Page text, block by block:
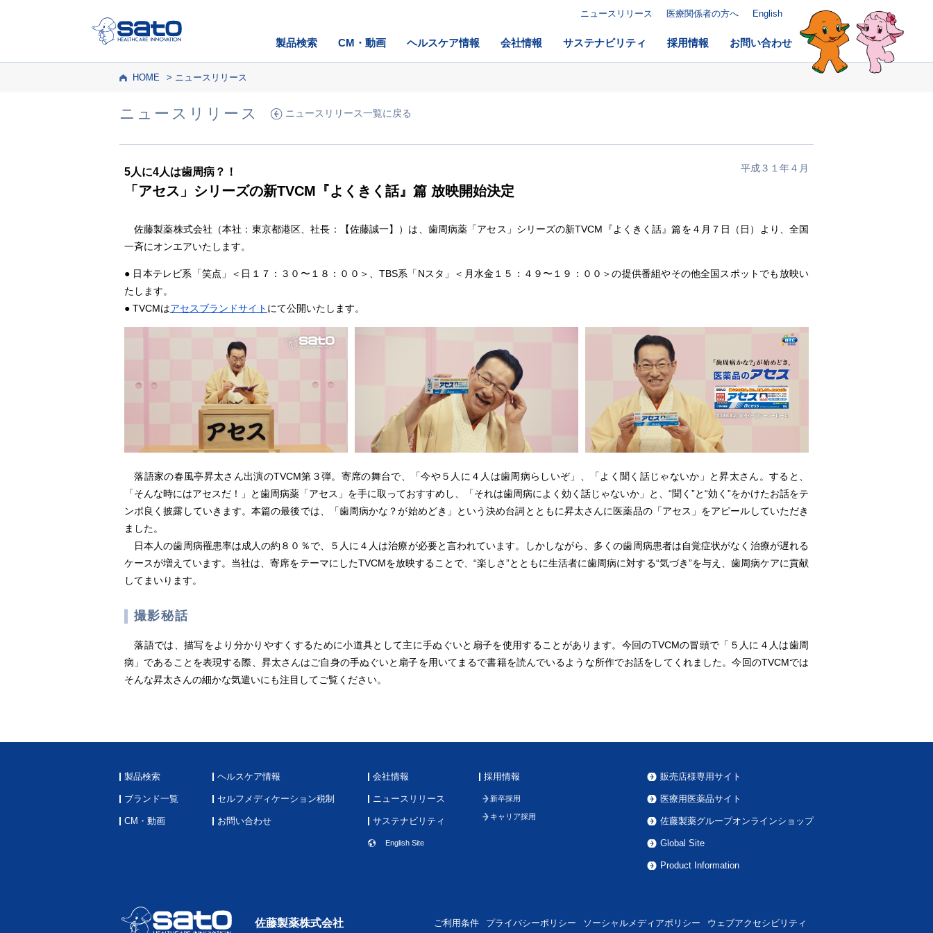
製品検索 CM・動画 ヘルスケア情報 会社情報 サステナビリティ 採用情報 お問い合わせ
ニュースリリース 医療関係者の方へ English
HOME ニュースリリース
ニュースリリース ニュースリリース一覧に戻る
平成３１年４月
5人に4人は歯周病？！
「アセス」シリーズの新TVCM『よくきく話』篇 放映開始決定
佐藤製薬株式会社（本社：東京都港区、社長：【佐藤誠一】）は、歯周病薬「アセス」シリーズの新TVCM『よくきく話』篇を４月７日（日）より、全国
一斉にオンエアいたします。
● 日本テレビ系「笑点」＜日１７：３０〜１８：００＞、TBS系「Nスタ」＜月水金１５：４９〜１９：００＞の提供番組やその他全国スポットでも放映い
たします。
● TVCMはアセスブランドサイト にて公開いたします。
落語家の春風亭昇太さん出演のTVCM第３弾。寄席の舞台で、「今や５人に４人は歯周病らしいぞ」、「よく聞く話じゃないか」と昇太さん。すると、
「そんな時にはアセスだ！」と歯周病薬「アセス」を手に取っておすすめし、「それは歯周病によく効く話じゃないか」と、“聞く”と“効く”をかけたお話をテ
ンポ良く披露していきます。本篇の最後では、「歯周病かな？が始めどき」という決め台詞とともに昇太さんに医薬品の「アセス」をアピールしていただき
ました。
日本人の歯周病罹患率は成人の約８０％で、５人に４人は治療が必要と言われています。しかしながら、多くの歯周病患者は自覚症状がなく治療が遅れる
ケースが増えています。当社は、寄席をテーマにしたTVCMを放映することで、“楽しさ”とともに生活者に歯周病に対する“気づき”を与え、歯周病ケアに貢献
してまいります。
撮影秘話
落語では、描写をより分かりやすくするために小道具として主に手ぬぐいと扇子を使用することがあります。今回のTVCMの冒頭で「５人に４人は歯周
病」であることを表現する際、昇太さんはご自身の手ぬぐいと扇子を用いてまるで書籍を読んでいるような所作でお話をしてくれました。今回のTVCMでは
そんな昇太さんの細かな気遣いにも注目してご覧ください。
製品検索
ブランド一覧
CM・動画
ヘルスケア情報
セルフメディケーション税制
お問い合わせ
会社情報
ニュースリリース
サステナビリティ
English Site
採用情報
新卒採用
キャリア採用
販売店様専用サイト
医療用医薬品サイト
佐藤製薬グループオンラインショップ
Global Site
Product Information
ご利用条件 プライバシーポリシー ソーシャルメディアポリシー ウェブアクセシビリティ
佐藤製薬株式会社